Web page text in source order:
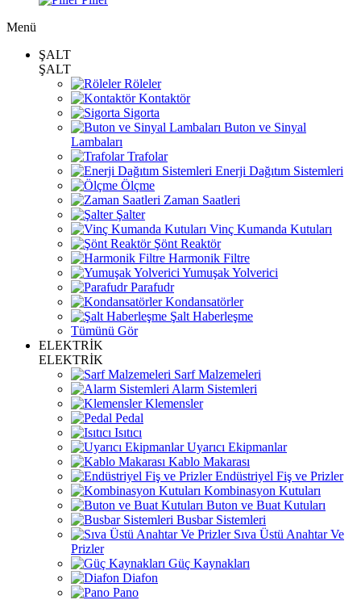
Menü
ŞALT
ŞALT
Röleler
Kontaktör
Sigorta
Buton ve Sinyal
Lambaları
Trafolar
Enerji Dağıtım Sistemleri
Ölçme
Zaman Saatleri
Şalter
Vinç Kumanda Kutuları
Şönt Reaktör
Harmonik Filtre
Yumuşak Yolverici
Parafudr
Kondansatörler
Şalt Haberleşme
Tümünü Gör
ELEKTRİK
ELEKTRİK
Sarf Malzemeleri
Alarm Sistemleri
Klemensler
Pedal
Isıtıcı
Uyarıcı Ekipmanlar
Kablo Makarası
Endüstriyel Fiş ve Prizler
Kombinasyon Kutuları
Buton ve Buat Kutuları
Busbar Sistemleri
Sıva Üstü Anahtar Ve
Prizler
Güç Kaynakları
Diafon
Pano